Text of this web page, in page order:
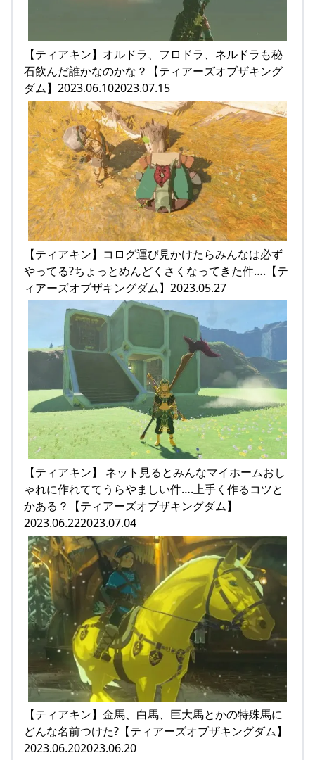
【ティアキン】オルドラ、フロドラ、ネルドラも秘
石飲んだ誰かなのかな？【ティアーズオブザキング
ダム】2023.06.102023.07.15
【ティアキン】コログ運び見かけたらみんなは必ず
やってる?ちょっとめんどくさくなってきた件….【テ
ィアーズオブザキングダム】2023.05.27
【ティアキン】 ネット見るとみんなマイホームおし
ゃれに作れててうらやましい件….上手く作るコツと
かある？【ティアーズオブザキングダム】
2023.06.222023.07.04
【ティアキン】金馬、白馬、巨大馬とかの特殊馬に
どんな名前つけた?【ティアーズオブザキングダム】
2023.06.202023.06.20